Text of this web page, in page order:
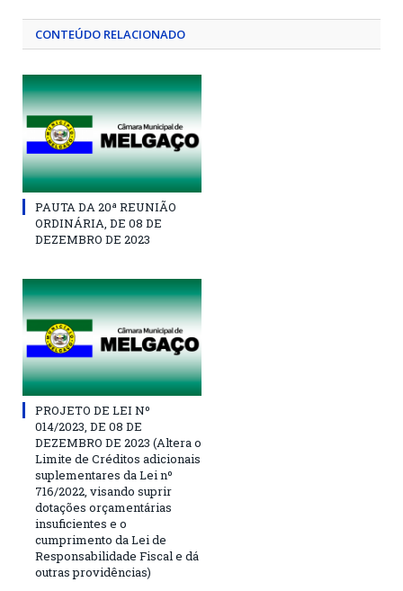
CONTEÚDO RELACIONADO
PAUTA DA 20ª REUNIÃO
ORDINÁRIA, DE 08 DE
DEZEMBRO DE 2023
PROJETO DE LEI Nº
014/2023, DE 08 DE
DEZEMBRO DE 2023 (Altera o
Limite de Créditos adicionais
suplementares da Lei nº
716/2022, visando suprir
dotações orçamentárias
insuficientes e o
cumprimento da Lei de
Responsabilidade Fiscal e dá
outras providências)